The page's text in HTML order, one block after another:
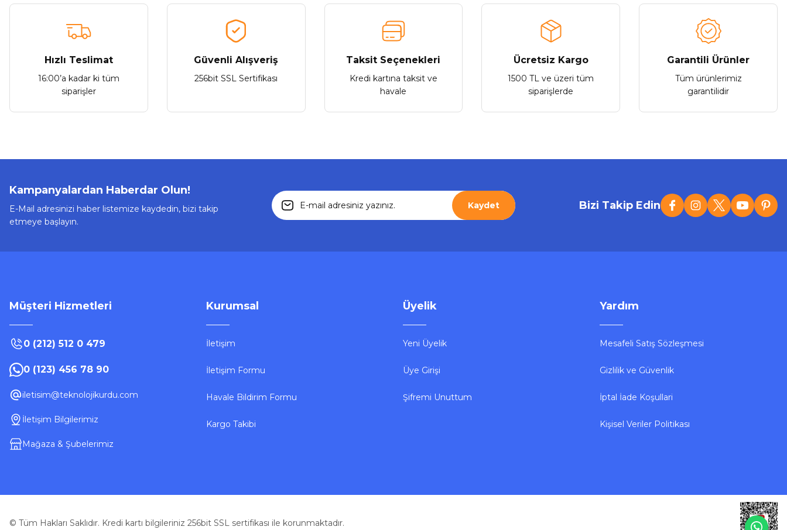
Yorum Yaz
Ürün açıklamasında eksik bilgiler bulunuyor.
Ürün bilgilerinde hatalar bulunuyor.
Ürün fiyatı diğer sitelerden daha pahalı.
Bu ürüne benzer farklı alternatifler olmalı.
Hızlı Teslimat
16:00’a kadar ki tüm
siparişler
Güvenli Alışveriş
256bit SSL Sertifikası
Taksit Seçenekleri
Kredi kartına taksit ve
havale
Ücretsiz Kargo
1500 TL ve üzeri tüm
siparişlerde
Garantili Ürünler
Tüm ürünlerimiz
garantilidir
Kampanyalardan Haberdar Olun!
E-Mail adresinizi haber listemize kaydedin, bizi takip
etmeye başlayın.
Kaydet Bizi Takip Edin
Müşteri Hizmetleri
0 (212) 512 0 479
0 (123) 456 78 90
iletisim@teknolojikurdu.com
İletişim Bilgilerimiz
Mağaza & Şubelerimiz
Kurumsal
İletişim
İletişim Formu
Havale Bildirim Formu
Kargo Takibi
Üyelik
Yeni Üyelik
Üye Girişi
Şifremi Unuttum
Yardım
Mesafeli Satış Sözleşmesi
Gizlilik ve Güvenlik
İptal İade Koşullari
Kişisel Veriler Politikası
© Tüm Hakları Saklıdır. Kredi kartı bilgileriniz 256bit SSL sertifikası ile korunmaktadır.